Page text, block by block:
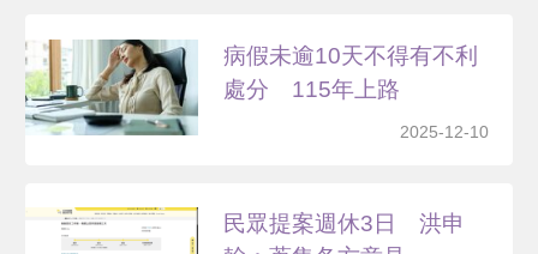
病假未逾10天不得有不利
處分 115年上路
2025-12-10
民眾提案週休3日 洪申